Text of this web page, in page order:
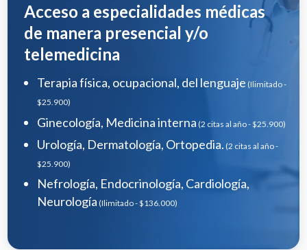
Acceso a especialidades médicas
de manera presencial y/o
telemedicina
Terapia física, ocupacional, del lenguaje (Ilimitado -
$25.900)
Ginecología, Medicina interna (2 citas al año - $25.900)
Urología, Dermatología, Ortopedia. (2 citas al año -
$25.900)
Nefrología, Endocrinología, Cardiología,
Neurología (Ilimitado - $136.000)